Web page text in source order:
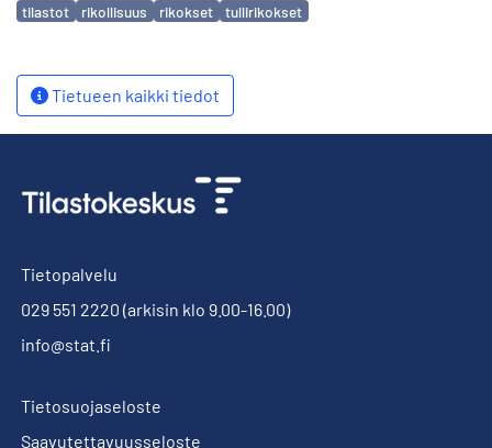
tilastot rikollisuus rikokset tullirikokset
Tietueen kaikki tiedot
Tietopalvelu
029 551 2220 (arkisin klo 9.00-16.00)
info@stat.fi
Tietosuojaseloste
Saavutettavuusseloste